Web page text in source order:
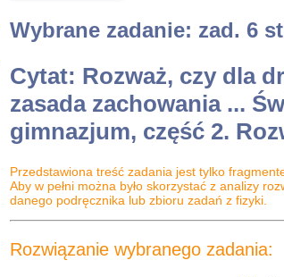
Wybrane zadanie: zad. 6
Cytat: Rozważ, czy dla
zasada zachowania ...
gimnazjum, część 2.
Przedstawiona treść zadania jest tylko
Aby w pełni można było skorzystać z analizy
danego podręcznika lub zbioru zadań z fizyki.
Rozwiązanie wybranego zadania: